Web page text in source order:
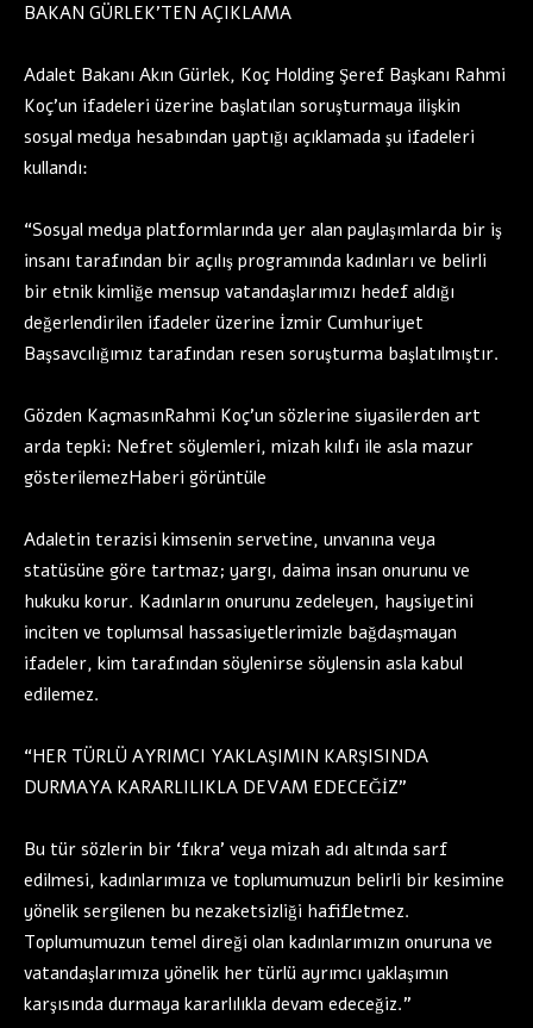
BAKAN GÜRLEK’TEN AÇIKLAMA
Adalet Bakanı Akın Gürlek, Koç Holding Şeref Başkanı Rahmi
Koç’un ifadeleri üzerine başlatılan soruşturmaya ilişkin
sosyal medya hesabından yaptığı açıklamada şu ifadeleri
kullandı:
“Sosyal medya platformlarında yer alan paylaşımlarda bir iş
insanı tarafından bir açılış programında kadınları ve belirli
bir etnik kimliğe mensup vatandaşlarımızı hedef aldığı
değerlendirilen ifadeler üzerine İzmir Cumhuriyet
Başsavcılığımız tarafından resen soruşturma başlatılmıştır.
Gözden KaçmasınRahmi Koç’un sözlerine siyasilerden art
arda tepki: Nefret söylemleri, mizah kılıfı ile asla mazur
gösterilemezHaberi görüntüle
Adaletin terazisi kimsenin servetine, unvanına veya
statüsüne göre tartmaz; yargı, daima insan onurunu ve
hukuku korur. Kadınların onurunu zedeleyen, haysiyetini
inciten ve toplumsal hassasiyetlerimizle bağdaşmayan
ifadeler, kim tarafından söylenirse söylensin asla kabul
edilemez.
“HER TÜRLÜ AYRIMCI YAKLAŞIMIN KARŞISINDA
DURMAYA KARARLILIKLA DEVAM EDECEĞİZ”
Bu tür sözlerin bir ‘fıkra’ veya mizah adı altında sarf
edilmesi, kadınlarımıza ve toplumumuzun belirli bir kesimine
yönelik sergilenen bu nezaketsizliği hafifletmez.
Toplumumuzun temel direği olan kadınlarımızın onuruna ve
vatandaşlarımıza yönelik her türlü ayrımcı yaklaşımın
karşısında durmaya kararlılıkla devam edeceğiz.”